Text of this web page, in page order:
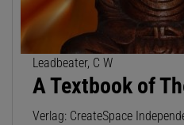
Leadbeater, C W
A Textbook of
Verlag: CreateSpace